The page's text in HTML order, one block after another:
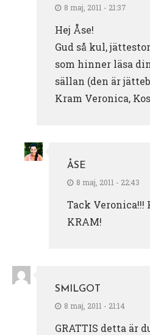
8 maj, 2011 - 21:37
Hej Åse!
Gud så kul,
som hinner läsa
sällan (den är
Kram Veronica,
ÅSE
8 maj, 2011 - 22:43
Tack Veronica!!!
KRAM!
SMILGOT
8 maj, 2011 - 21:14
GRATTIS detta är